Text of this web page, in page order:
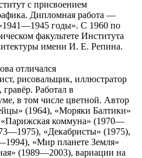
с присвоением
Дипломная работа —
годы». С 1960 по
факультете Института
имени И. Е. Репина.
отличался
рисовальщик, иллюстратор
Работал в
в том числе цветной. Автор
(1964), «Моряки Балтики»
коммуна» (1970—
«Декабристы» (1975),
«Мир планете Земля»
(1989—2003), вариации на